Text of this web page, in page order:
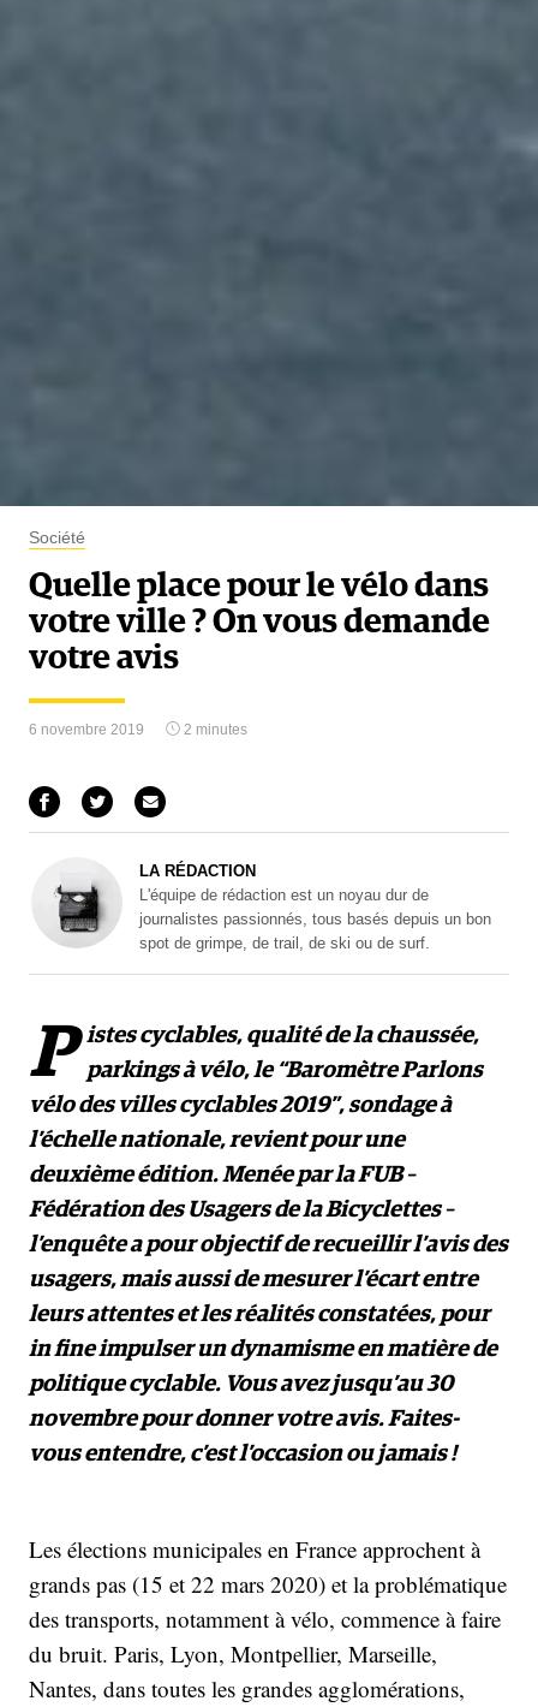
Société
Quelle place pour le vélo dans
votre ville ? On vous demande
votre avis
6 novembre 2019 2 minutes
LA RÉDACTION
L'équipe de rédaction est un noyau dur de
journalistes passionnés, tous basés depuis un bon
spot de grimpe, de trail, de ski ou de surf.
P istes cyclables, qualité de la chaussée,
parkings à vélo, le “Baromètre Parlons
vélo des villes cyclables 2019”, sondage à
l’échelle nationale, revient pour une
deuxième édition. Menée par la FUB –
Fédération des Usagers de la Bicyclettes –
l’enquête a pour objectif de recueillir l’avis des
usagers, mais aussi de mesurer l’écart entre
leurs attentes et les réalités constatées, pour
in fine impulser un dynamisme en matière de
politique cyclable. Vous avez jusqu’au 30
novembre pour donner votre avis.Faites-
vous entendre, c’est l’occasion ou jamais !
Les élections municipales en France approchent à
grands pas (15 et 22 mars 2020) et la problématique
des transports, notamment à vélo, commence à faire
du bruit. Paris, Lyon, Montpellier, Marseille,
Nantes, dans toutes les grandes agglomérations,